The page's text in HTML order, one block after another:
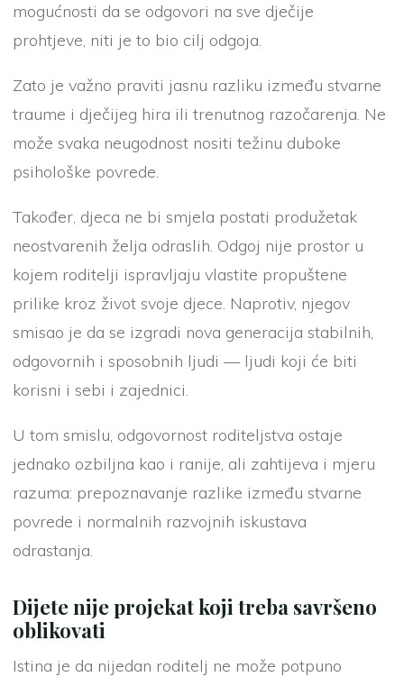
mogućnosti da se odgovori na sve dječije
prohtjeve, niti je to bio cilj odgoja.
Zato je važno praviti jasnu razliku između stvarne
traume i dječijeg hira ili trenutnog razočarenja. Ne
može svaka neugodnost nositi težinu duboke
psihološke povrede.
Također, djeca ne bi smjela postati produžetak
neostvarenih želja odraslih. Odgoj nije prostor u
kojem roditelji ispravljaju vlastite propuštene
prilike kroz život svoje djece. Naprotiv, njegov
smisao je da se izgradi nova generacija stabilnih,
odgovornih i sposobnih ljudi — ljudi koji će biti
korisni i sebi i zajednici.
U tom smislu, odgovornost roditeljstva ostaje
jednako ozbiljna kao i ranije, ali zahtijeva i mjeru
razuma: prepoznavanje razlike između stvarne
povrede i normalnih razvojnih iskustava
odrastanja.
Dijete nije projekat koji treba savršeno
oblikovati
Istina je da nijedan roditelj ne može potpuno